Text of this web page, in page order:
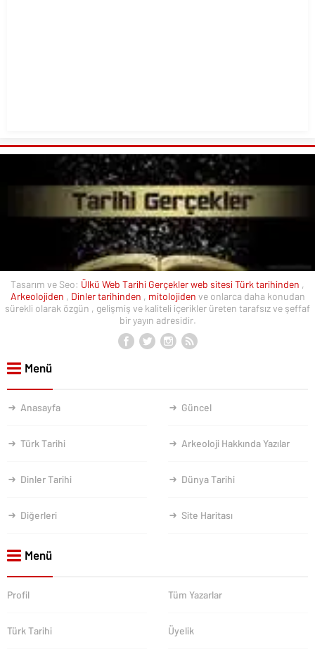
Tasarım ve Seo: Ülkü Web Tarihi Gerçekler web sitesiTürk tarihinden ,
Arkeolojiden , Dinler tarihinden , mitolojiden ve onlarca daha konudan
sürekli olarak özgün , gelişmiş ve kaliteli içerikler üreten tarafsız ve şeffaf
bir yayın adresidir.
Menü
Anasayfa Güncel
Türk Tarihi Arkeoloji Hakkında Yazılar
Dinler Tarihi Dünya Tarihi
Diğerleri Site Haritası
Menü
Profil Tüm Yazarlar
Türk Tarihi Üyelik